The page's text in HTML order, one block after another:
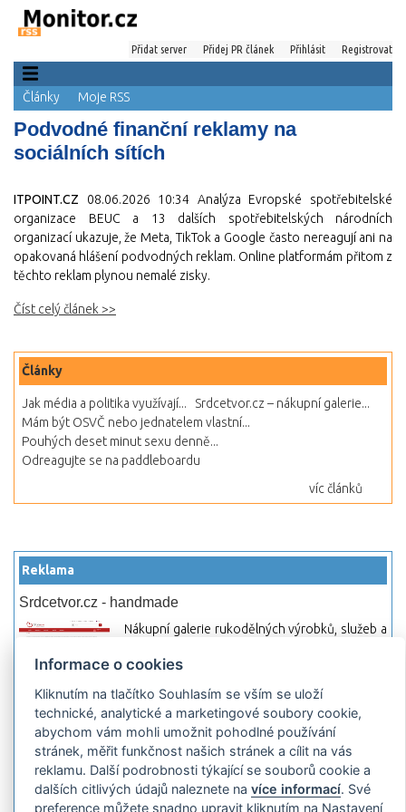
Přidat server Přidej PR článek Přihlásit Registrovat
Články Moje RSS
Podvodné finanční reklamy na
sociálních sítích
ITPOINT.CZ 08.06.2026 10:34 Analýza Evropské spotřebitelské
organizace BEUC a 13 dalších spotřebitelských národních
organizací ukazuje, že Meta, TikTok a Google často nereagují ani na
opakovaná hlášení podvodných reklam. Online platformám přitom z
těchto reklam plynou nemalé zisky.
Číst celý článek >>
Články
Jak média a politika využívají...
Srdcetvor.cz – nákupní galerie...
Mám být OSVČ nebo jednatelem vlastní...
Pouhých deset minut sexu denně...
Odreagujte se na paddleboardu
víc článků
Reklama
Srdcetvor.cz - handmade
Nákupní galerie rukodělných výrobků, služeb a
začít prodávat nebo jen nakupovat.
Hledej-hosting.cz - webhosting, VPS
hosting
Přehled webhostingových, multihosting a VPS
hosting programů s možností jejich
pokročilého vyhledávání a porovnávání.
Najděte si jednoduše vhodný hosting.
Informace o cookies
Kliknutím na tlačítko Souhlasím se vším se uloží
technické, analytické a marketingové soubory cookie,
abychom vám mohli umožnit pohodlné používání
stránek, měřit funkčnost našich stránek a cílit na vás
reklamu. Další podrobnosti týkající se souborů cookie a
dalších citlivých údajů naleznete navíce informací. Své
preference můžete snadno upravit kliknutím na Nastavení